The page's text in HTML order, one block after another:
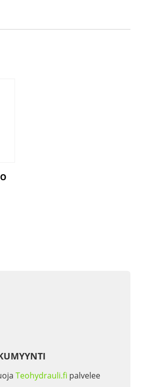
Teohydrauli.fi palvelee